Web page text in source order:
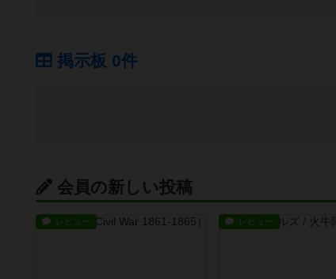
掲示板 0件
会員の新しい投稿
レビュー レビュー